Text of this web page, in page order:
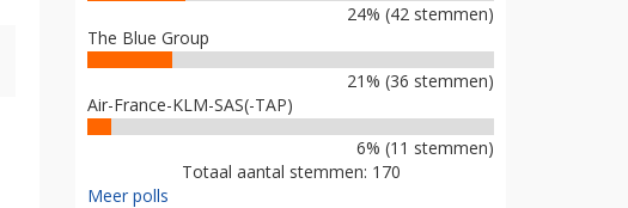
24% (42 stemmen)
The Blue Group
21% (36 stemmen)
Air-France-KLM-SAS(-TAP)
6% (11 stemmen)
Totaal aantal stemmen: 170
Meer polls